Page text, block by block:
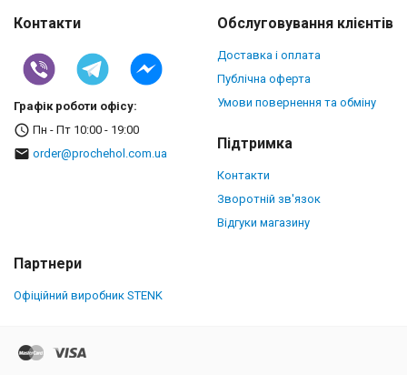
Контакти
Графік роботи офісу:
Пн - Пт 10:00 - 19:00
order@prochehol.com.ua
Обслуговування клієнтів
Доставка і оплата
Публічна оферта
Умови повернення та обміну
Підтримка
Контакти
Зворотній зв'язок
Відгуки магазину
Партнери
Офіційний виробник STENK